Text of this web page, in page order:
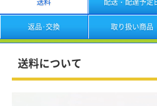
返品･交換 取り扱い商品
送料について